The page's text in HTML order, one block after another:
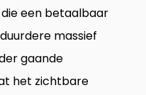
een betaalbaar
massief
gaande
het zichtbare